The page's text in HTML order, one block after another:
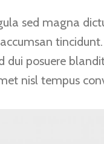
sed magna
dui posuere
nisl tempus